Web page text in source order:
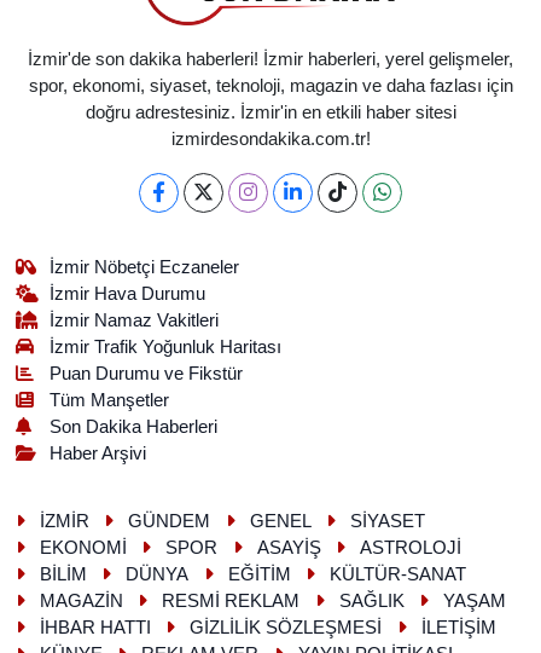
İzmir'de son dakika haberleri! İzmir haberleri, yerel gelişmeler,
spor, ekonomi, siyaset, teknoloji, magazin ve daha fazlası için
doğru adrestesiniz. İzmir'in en etkili haber sitesi
izmirdesondakika.com.tr!
İzmir Nöbetçi Eczaneler
İzmir Hava Durumu
İzmir Namaz Vakitleri
İzmir Trafik Yoğunluk Haritası
Puan Durumu ve Fikstür
Tüm Manşetler
Son Dakika Haberleri
Haber Arşivi
İZMİR GÜNDEM GENEL
SİYASET
EKONOMİ
SPOR ASAYİŞ
ASTROLOJİ
BİLİM
DÜNYA EĞİTİM
KÜLTÜR-SANAT
MAGAZİN
RESMİ REKLAM SAĞLIK
YAŞAM
İHBAR HATTI
GİZLİLİK SÖZLEŞMESİ
İLETİŞİM